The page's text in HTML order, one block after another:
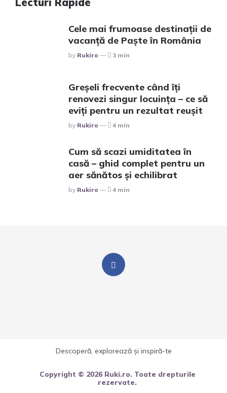
Cele mai frumoase destinații de
vacanță de Paște în România
Posted
By Rukiro 3 min
Greșeli frecvente când îți
renovezi singur locuința – ce să
eviți pentru un rezultat reușit
Posted
By Rukiro 4 min
Cum să scazi umiditatea în
casă – ghid complet pentru un
aer sănătos și echilibrat
Posted
By Rukiro 4 min
Descoperă, explorează și inspiră-te
Copyright © 2026 Ruki.ro. Toate drepturile
rezervate.